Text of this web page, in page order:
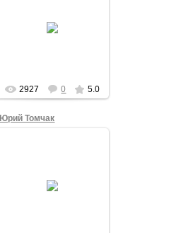
Илларионова": оторвала
корешки от всех
2927 0 5.0
Юрий Томчак
Юрий Томчак